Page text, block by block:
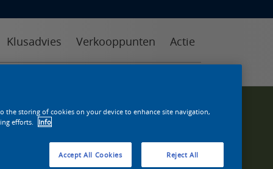
Klusadvies Verkooppunten Actie
the storing of cookies on your device to enhance site navigation,
efforts.
Info
Reject All
Accept All Cookies